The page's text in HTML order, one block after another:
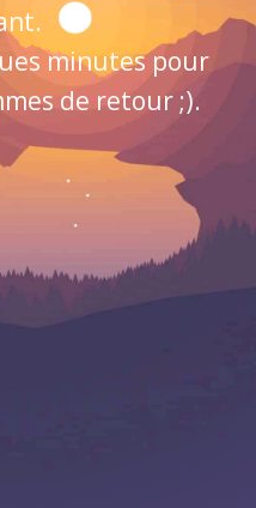
minutes pour
de retour ;).